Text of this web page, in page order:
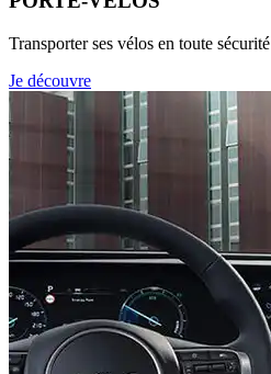
Transporter ses vélos en toute sécurité
Je découvre